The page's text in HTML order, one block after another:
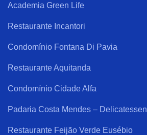
Academia Green Life
Restaurante Incantori
Condomínio Fontana Di Pavia
Restaurante Aquitanda
Condomínio Cidade Alfa
Padaria Costa Mendes – Delicatessen
Restaurante Feijão Verde Eusébio